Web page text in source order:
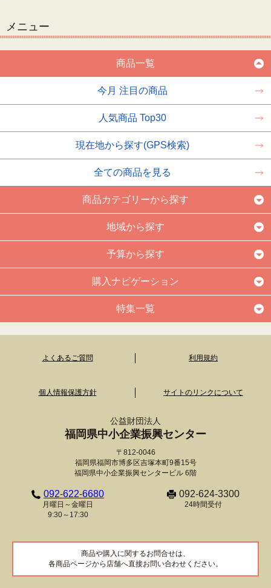
メニュー
商品一覧
今月 注目の商品
人気商品 Top30
現在地から探す(GPS検索)
全ての商品を見る
商品カテゴリーから探す
地域から探す
予算から探す
購入ナビゲーション
特集一覧
よくあるご質問 利用規約
個人情報保護方針 サイトのリンクについて
公益財団法人
福岡県中小企業振興センター
〒812-0046
福岡県福岡市博多区吉塚本町9番15号
福岡県中小企業振興センタービル 6階
092-622-6680
月曜日～金曜日
9:30～17:30
092-624-3300
24時間受付
商品や購入に関するお問合せは、
各商品ページから店舗へ直接お問い合わせください。